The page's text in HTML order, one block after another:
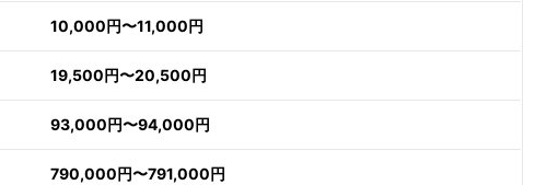
10,000円〜11,000円
19,500円〜20,500円
93,000円〜94,000円
790,000円〜791,000円